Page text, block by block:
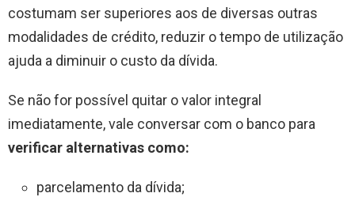
costumam ser superiores aos de diversas outras
modalidades de crédito, reduzir o tempo de utilização
ajuda a diminuir o custo da dívida.
Se não for possível quitar o valor integral
imediatamente, vale conversar com o banco para
verificar alternativas como:
parcelamento da dívida;